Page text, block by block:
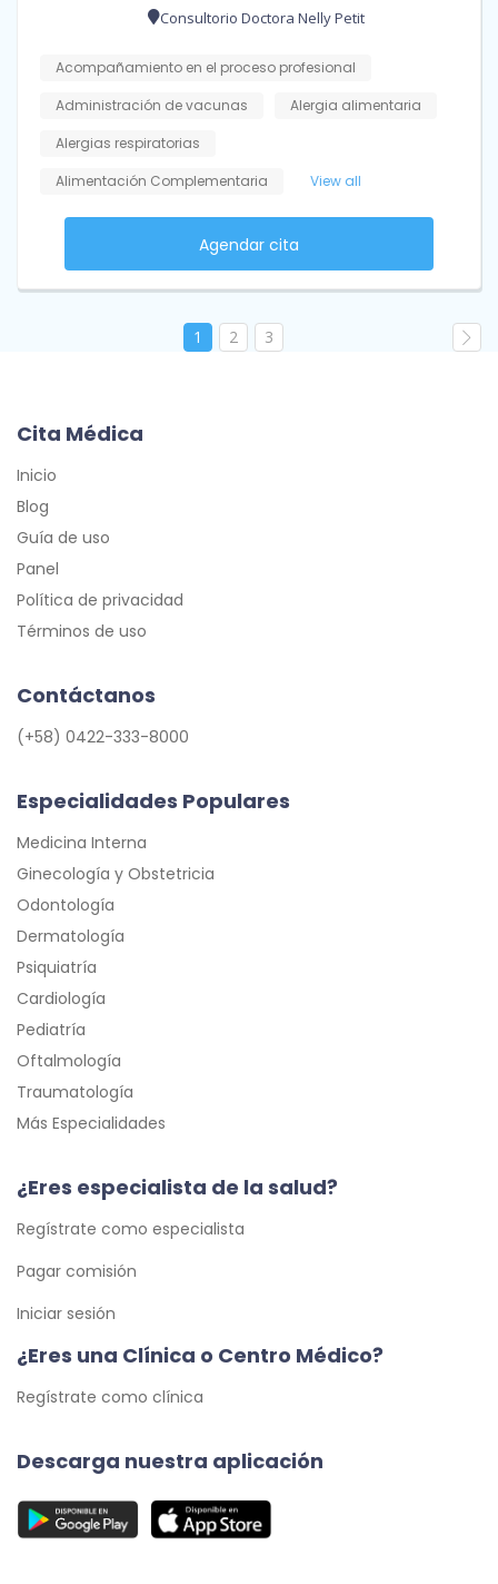
Consultorio Doctora Nelly Petit
Acompañamiento en el proceso profesional
Administración de vacunas
Alergia alimentaria
Alergias respiratorias
Alimentación Complementaria
View all
Agendar cita
1 2 3
Cita Médica
Inicio
Blog
Guía de uso
Panel
Política de privacidad
Términos de uso
Contáctanos
(+58) 0422-333-8000
Especialidades Populares
Medicina Interna
Ginecología y Obstetricia
Odontología
Dermatología
Psiquiatría
Cardiología
Pediatría
Oftalmología
Traumatología
Más Especialidades
¿Eres especialista de la salud?
Regístrate como especialista
Pagar comisión
Iniciar sesión
¿Eres una Clínica o Centro Médico?
Regístrate como clínica
Descarga nuestra aplicación